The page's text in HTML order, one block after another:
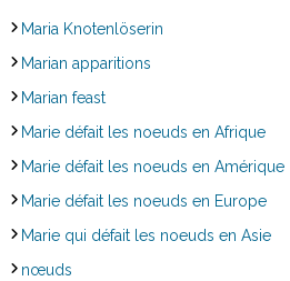
Maria Knotenlöserin
Marian apparitions
Marian feast
Marie défait les noeuds en Afrique
Marie défait les noeuds en Amérique
Marie défait les noeuds en Europe
Marie qui défait les noeuds en Asie
nœuds